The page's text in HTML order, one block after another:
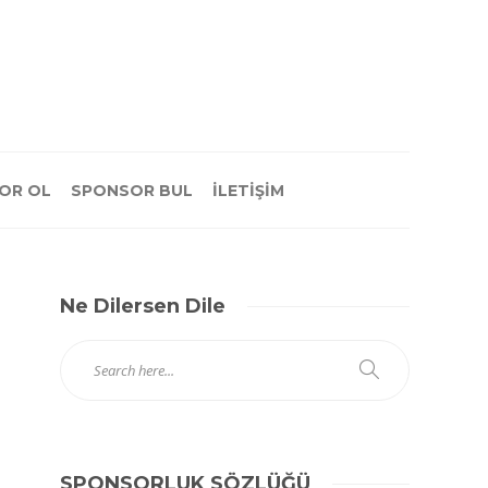
OL SPONSOR BUL İLETİŞİM
Ne Dilersen Dile